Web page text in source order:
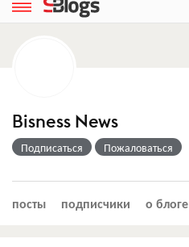
Bisness News
Подписаться Пожаловаться
посты подписчики о блоге